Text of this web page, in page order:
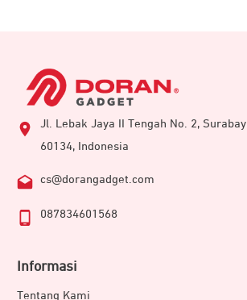
Jl. Lebak Jaya II Tengah No. 2,
60134, Indonesia
cs@dorangadget.com
087834601568
Informasi
Tentang Kami